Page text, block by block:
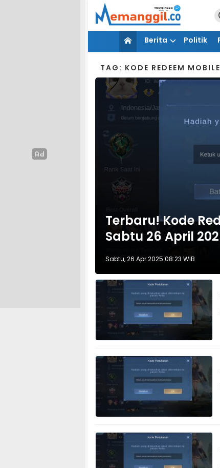
Berita Politik
TAG: KODE REDEEM
Terbaru! Kode
Sabtu 26 April
Sabtu, 26 Apr 2025 08:23 WIB